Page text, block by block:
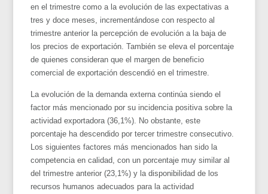
en el trimestre como a la evolución de las expectativas a
tres y doce meses, incrementándose con respecto al
trimestre anterior la percepción de evolución a la baja de
los precios de exportación. También se eleva el porcentaje
de quienes consideran que el margen de beneficio
comercial de exportación descendió en el trimestre.
La evolución de la demanda externa continúa siendo el
factor más mencionado por su incidencia positiva sobre la
actividad exportadora (36,1%). No obstante, este
porcentaje ha descendido por tercer trimestre consecutivo.
Los siguientes factores más mencionados han sido la
competencia en calidad, con un porcentaje muy similar al
del trimestre anterior (23,1%) y la disponibilidad de los
recursos humanos adecuados para la actividad